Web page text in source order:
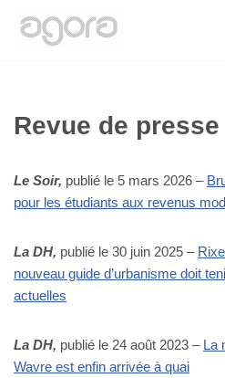
Revue de presse
Le Soir, publié le 5 mars 2026 –
pour les étudiants aux revenus
La DH, publié le 30 juin 2025 –
nouveau guide d’urbanisme doit
actuelles
La DH, publié le 24 août 2023 – La
Wavre est enfin arrivée à quai